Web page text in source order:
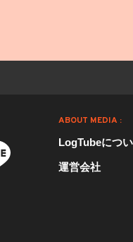
ABOUT MEDIA :
LogTubeにつ
運営会社